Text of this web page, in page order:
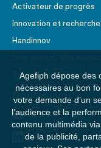
Agefiph dépose des
nécessaires au bon
votre demande d’un
l’audience et la
contenu multimédia
de la publicité,
Activateur de progrès
Innovation et recherche
Handinnov
Service AppuiPro
Nous suivre
Youtube
Linkedin